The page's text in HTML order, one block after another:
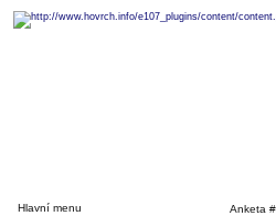
Hlavní menu Anketa